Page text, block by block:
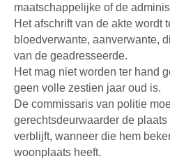
maatschappelijke of de
Het afschrift van de akte wordt
bloedverwante, aanverwante,
van de geadresseerde.
Het mag niet worden ter hand
geen volle zestien jaar oud is.
De commissaris van politie
gerechtsdeurwaarder de
verblijft, wanneer die hem
woonplaats heeft.